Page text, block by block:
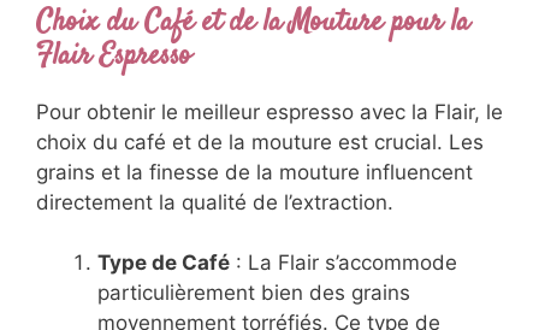
Choix du Café et de la Mouture pour la
Flair Espresso
Pour obtenir le meilleur espresso avec la Flair, le
choix du café et de la mouture est crucial. Les
grains et la finesse de la mouture influencent
directement la qualité de l’extraction.
Type de Café : La Flair s’accommode
particulièrement bien des grains
moyennement torréfiés. Ce type de